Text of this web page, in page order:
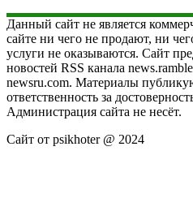
Данный сайт не является
сайте ни чего не продают, ни
услуги не оказываются. Сайт
новостей RSS канала
newsru.com. Материалы
ответственность за
Администрация сайта не несёт.
Сайт от psikhoter @ 2024